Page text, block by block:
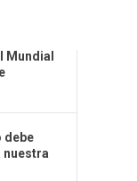
Mundial
debe
nuestra